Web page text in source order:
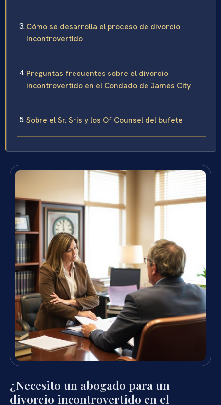
Cómo se desarrolla el proceso de divorcio
incontrovertido
Preguntas frecuentes sobre el divorcio
incontrovertido en el Condado de James City
Sobre el Sr. Sris y los Of Counsel del bufete
¿Necesito un abogado para un
divorcio incontrovertido en el